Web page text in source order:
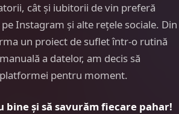
cât și iubitorii de vin preferă
Instagram și alte rețele sociale. Din
un proiect de suflet într-o rutină
a datelor, am decis să
pentru moment.
bine și să savurăm fiecare pahar!